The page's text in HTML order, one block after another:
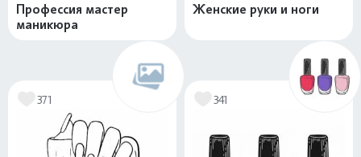
Профессия мастер
маникюра
Женские руки и ноги
371 341